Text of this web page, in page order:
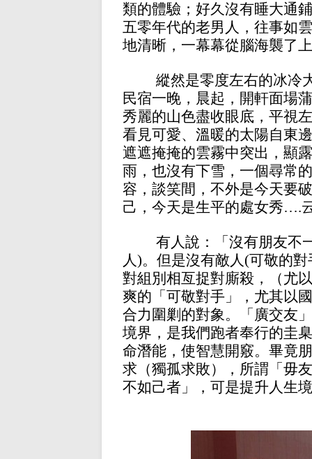
類的體驗；好久沒有睡大通
五零年代的老男人，往事如
地清晰，一幕幕從腦海襲了
縱然是零度左右的冰冷
民宿一晚，晨起，開軒面場
秀麗的山色盡收眼底，平視
看見可愛、溫暖的太陽自東
遮遮掩掩的雲霧中突出，顯
雨，也沒有下雪，一個尋常
容，談笑間，不外是今天要破
己，今天是生平的處女秀….
有人說：「沒有朋友不
人)。但是沒有敵人(可敬的
對組別相亙捉對廝殺，（尤
爽的「可敬對手」，尤其以
合力圍剿的對象。「廣交友
境界，是我們跑者奉行的圭
命潛能，使智慧開竅。畢竟
求（獨孤求敗），所謂「毋
不如己者」，可是提升人生